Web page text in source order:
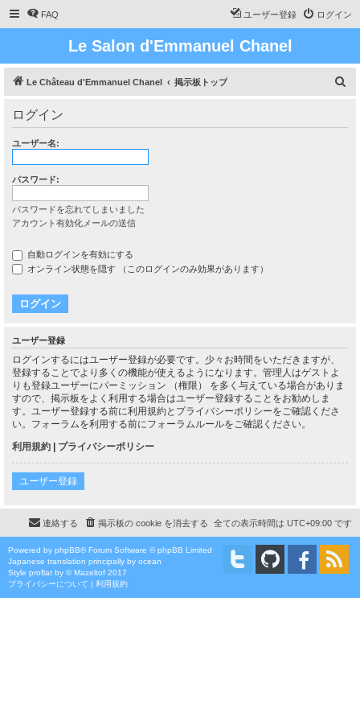
FAQ ログイン
ユーザー登録
Le Salon d'Emmanuel Chanel
Le Château d'Emmanuel Chanel 掲示板トップ
ログイン
ユーザー名:
パスワード:
パスワードを忘れてしまいました
アカウント有効化メールの送信
自動ログインを有効にする
オンライン状態を隠す （このログインのみ効果があります）
ユーザー登録
ログインするにはユーザー登録が必要です。少々お時間をいただきますが、
登録することでより多くの機能が使えるようになります。管理人はゲストよ
りも登録ユーザーにパーミッション （権限） を多く与えている場合がありま
すので、掲示板をよく利用する場合はユーザー登録することをお勧めしま
す。ユーザー登録する前に利用規約とプライバシーポリシーをご確認くださ
い。フォーラムを利用する前にフォーラムルールをご確認ください。
利用規約 | プライバシーポリシー
ユーザー登録
全ての表示時間は UTC+09:00 です
掲示板の cookie を消去する
連絡する
Powered by phpBB® Forum Software © phpBB Limited
Japanese translation principally by ocean
Style proflat by ©Mazeltof 2017
プライバシーについて | 利用規約